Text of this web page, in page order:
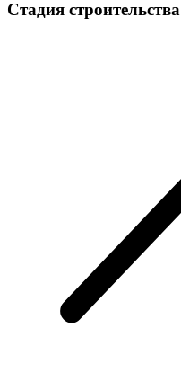
Стадия строительства